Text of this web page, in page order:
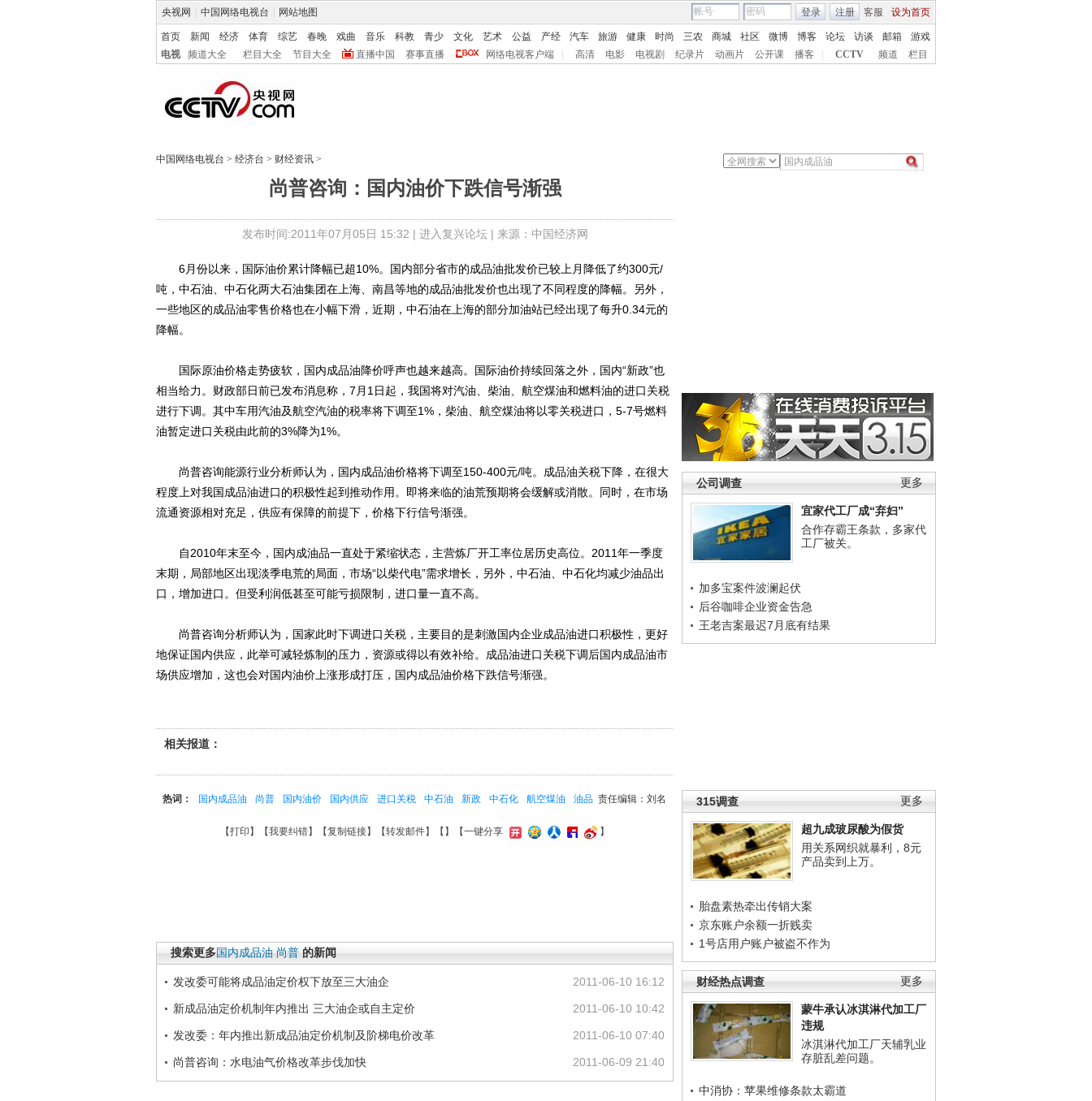
央视网 中国网络电视台 网站地图 客服 设为首页
登录 注册
首页 新闻 经济 体育 综艺 春晚 戏曲 音乐 科教 青少 文化 艺术 公益 产经 汽车 旅游 健康 时尚 三农 商城 社区 微博 博客 论坛 访谈 邮箱
游戏
电视
频道大全 栏目大全 节目大全 直播中国 赛事直播 网络电视客户端 高清 电影 电视剧 纪录片 动画片 公开课 播客 CCTV 频道 栏目
中国网络电视台 > 经济台 > 财经资讯 >
尚普咨询：国内油价下跌信号渐强
发布时间:2011年07月05日 15:32 | 进入复兴论坛| 来源：中国经济网
更多
公司调查
宜家代工厂成“弃妇”
合作存霸王条款，多家代
工厂被关。
加多宝案件波澜起伏
后谷咖啡企业资金告急
王老吉案最迟7月底有结果
更多
315调查
超九成玻尿酸为假货
用关系网织就暴利，8元
产品卖到上万。
胎盘素热牵出传销大案
京东账户余额一折贱卖
1号店用户账户被盗不作为
更多
财经热点调查
蒙牛承认冰淇淋代加工厂
违规
冰淇淋代加工厂天辅乳业
存脏乱差问题。
中消协：苹果维修条款太霸道
6月份以来，国际油价累计降幅已超10%。国内部分省市的成品油批发价已较上月降低了约300元/
吨，中石油、中石化两大石油集团在上海、南昌等地的成品油批发价也出现了不同程度的降幅。另外，
一些地区的成品油零售价格也在小幅下滑，近期，中石油在上海的部分加油站已经出现了每升0.34元的
降幅。
国际原油价格走势疲软，国内成品油降价呼声也越来越高。国际油价持续回落之外，国内“新政”也
相当给力。财政部日前已发布消息称，7月1日起，我国将对汽油、柴油、航空煤油和燃料油的进口关税
进行下调。其中车用汽油及航空汽油的税率将下调至1%，柴油、航空煤油将以零关税进口，5-7号燃料
油暂定进口关税由此前的3%降为1%。
尚普咨询能源行业分析师认为，国内成品油价格将下调至150-400元/吨。成品油关税下降，在很大
程度上对我国成品油进口的积极性起到推动作用。即将来临的油荒预期将会缓解或消散。同时，在市场
流通资源相对充足，供应有保障的前提下，价格下行信号渐强。
自2010年末至今，国内成油品一直处于紧缩状态，主营炼厂开工率位居历史高位。2011年一季度
末期，局部地区出现淡季电荒的局面，市场“以柴代电”需求增长，另外，中石油、中石化均减少油品出
口，增加进口。但受利润低甚至可能亏损限制，进口量一直不高。
尚普咨询分析师认为，国家此时下调进口关税，主要目的是刺激国内企业成品油进口积极性，更好
地保证国内供应，此举可减轻炼制的压力，资源或得以有效补给。成品油进口关税下调后国内成品油市
场供应增加，这也会对国内油价上涨形成打压，国内成品油价格下跌信号渐强。
相关报道：
责任编辑：刘名
热词： 国内成品油 尚普 国内油价 国内供应 进口关税 中石油 新政 中石化 航空煤油 油品
【打印 】【我要纠错】【复制链接】【转发邮件】【 】 【一键分享 】
搜索更多国内成品油 尚普 的新闻
2011-06-10 16:12
发改委可能将成品油定价权下放至三大油企
2011-06-10 10:42
新成品油定价机制年内推出 三大油企或自主定价
2011-06-10 07:40
发改委：年内推出新成品油定价机制及阶梯电价改革
2011-06-09 21:40
尚普咨询：水电油气价格改革步伐加快